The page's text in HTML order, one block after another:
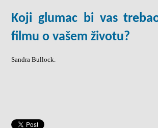
Koji glumac bi vas
filmu o vašem životu?
Sandra Bullock.